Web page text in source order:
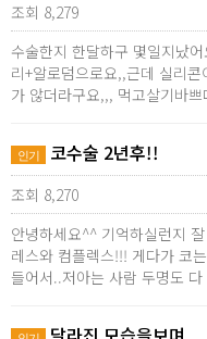
조회 8,279
수술한지 한달하구 몇일지났
리+알로덤으로요,,근데 실리
가 않더라구요,,, 먹고살기바
인기 코수술 2년후!!
조회 8,270
안녕하세요^^ 기억하실런지
레스와 컴플렉스!!! 게다가 코
들어서..저아는 사람 두명도